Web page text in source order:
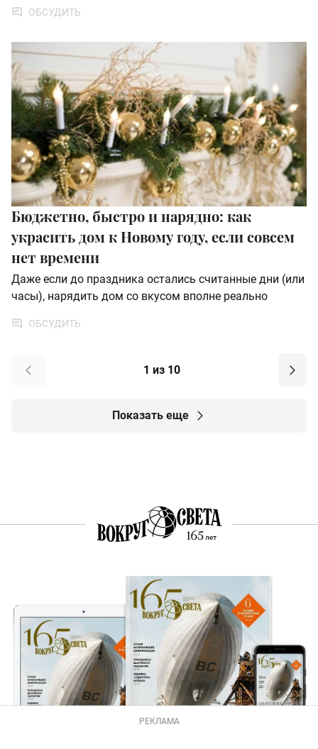
ОБСУДИТЬ
Бюджетно, быстро и нарядно: как
украсить дом к Новому году, если совсем
нет времени
Даже если до праздника остались считанные дни (или
часы), нарядить дом со вкусом вполне реально
ОБСУДИТЬ
1 из 10
Показать еще
РЕКЛАМА